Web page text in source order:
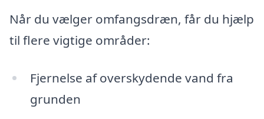
Når du vælger omfangsdræn, får du hjælp
til flere vigtige områder:
Fjernelse af overskydende vand fra
grunden